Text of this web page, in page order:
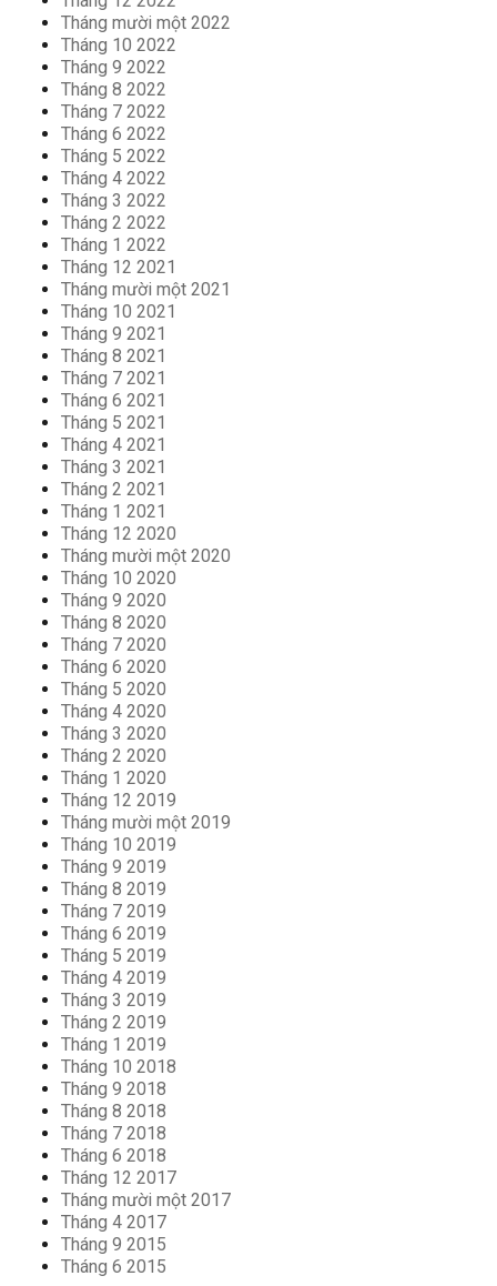
Tháng mười một 2022
Tháng 10 2022
Tháng 9 2022
Tháng 8 2022
Tháng 7 2022
Tháng 6 2022
Tháng 5 2022
Tháng 4 2022
Tháng 3 2022
Tháng 2 2022
Tháng 1 2022
Tháng 12 2021
Tháng mười một 2021
Tháng 10 2021
Tháng 9 2021
Tháng 8 2021
Tháng 7 2021
Tháng 6 2021
Tháng 5 2021
Tháng 4 2021
Tháng 3 2021
Tháng 2 2021
Tháng 1 2021
Tháng 12 2020
Tháng mười một 2020
Tháng 10 2020
Tháng 9 2020
Tháng 8 2020
Tháng 7 2020
Tháng 6 2020
Tháng 5 2020
Tháng 4 2020
Tháng 3 2020
Tháng 2 2020
Tháng 1 2020
Tháng 12 2019
Tháng mười một 2019
Tháng 10 2019
Tháng 9 2019
Tháng 8 2019
Tháng 7 2019
Tháng 6 2019
Tháng 5 2019
Tháng 4 2019
Tháng 3 2019
Tháng 2 2019
Tháng 1 2019
Tháng 10 2018
Tháng 9 2018
Tháng 8 2018
Tháng 7 2018
Tháng 6 2018
Tháng 12 2017
Tháng mười một 2017
Tháng 4 2017
Tháng 9 2015
Tháng 6 2015